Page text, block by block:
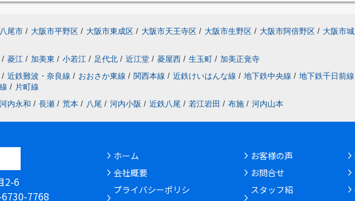
八尾市 / 大阪市平野区 / 大阪市東成区 / 大阪市天王寺区 / 大阪市生野区 / 大阪市阿倍野区 / 大阪市
/ 菱江 / 加美東 / 小若江 / 足代北 / 近江堂 / 菱屋西 / 生玉町 / 加美正覚寺
/ 近鉄難波・奈良線 / おおさか東線 / 関西本線 / 近鉄けいはんな線 / 地下鉄中央線 / 地下鉄千日前線
/ 片町線
内永和 / 長瀬 / 荒本 / 八尾 / 河内小阪 / 近鉄八尾 / 若江岩田 / 布施 / 河内山本
2-6
7768
ホーム
会社概要
プライバシーポリシ
お客様の声
お問合せ
スタッフ紹